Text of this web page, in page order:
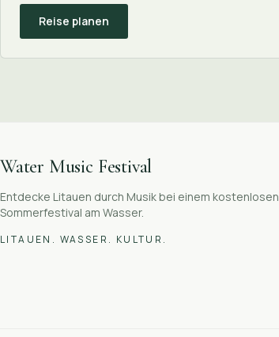
Reise planen
Water Music Festival
Entdecke Litauen durch Musik bei einem kostenlosen
Sommerfestival am Wasser.
LITAUEN. WASSER. KULTUR.